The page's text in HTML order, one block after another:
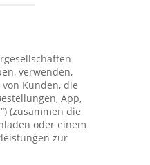
verwenden,
Kunden, die
App,
(zusammen die
oder einem
zur